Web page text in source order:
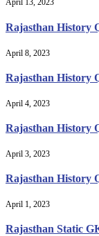
April 13, 2023
Rajasthan History
April 8, 2023
Rajasthan History
April 4, 2023
Rajasthan History
April 3, 2023
Rajasthan History
April 1, 2023
Rajasthan Static